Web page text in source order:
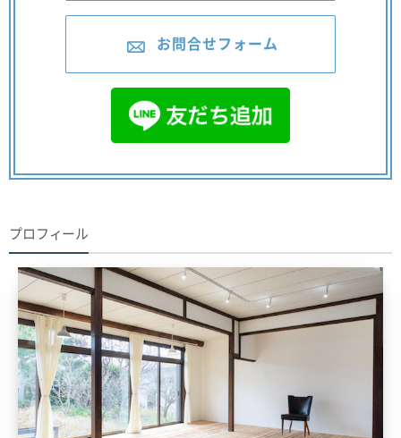
お問合せフォーム
プロフィール